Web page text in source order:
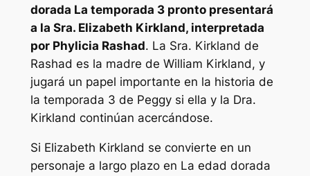
dorada La temporada 3 pronto presentará
a la Sra. Elizabeth Kirkland, interpretada
por Phylicia Rashad. La Sra. Kirkland de
Rashad es la madre de William Kirkland, y
jugará un papel importante en la historia de
la temporada 3 de Peggy si ella y la Dra.
Kirkland continúan acercándose.
Si Elizabeth Kirkland se convierte en un
personaje a largo plazo en La edad dorada